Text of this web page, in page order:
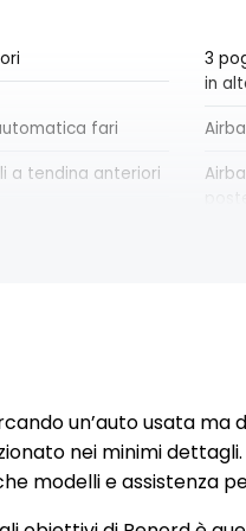
3
in
fari
a tendina anteriori
da 17" BAHAMAS
un’auto usata ma
nei minimi
modelli e assistenza